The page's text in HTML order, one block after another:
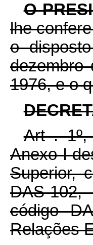
O
lhe
o
dezembro
1976, e o
Art . 1º,
Anexo I
Superior,
DAS-102,
código
Relações